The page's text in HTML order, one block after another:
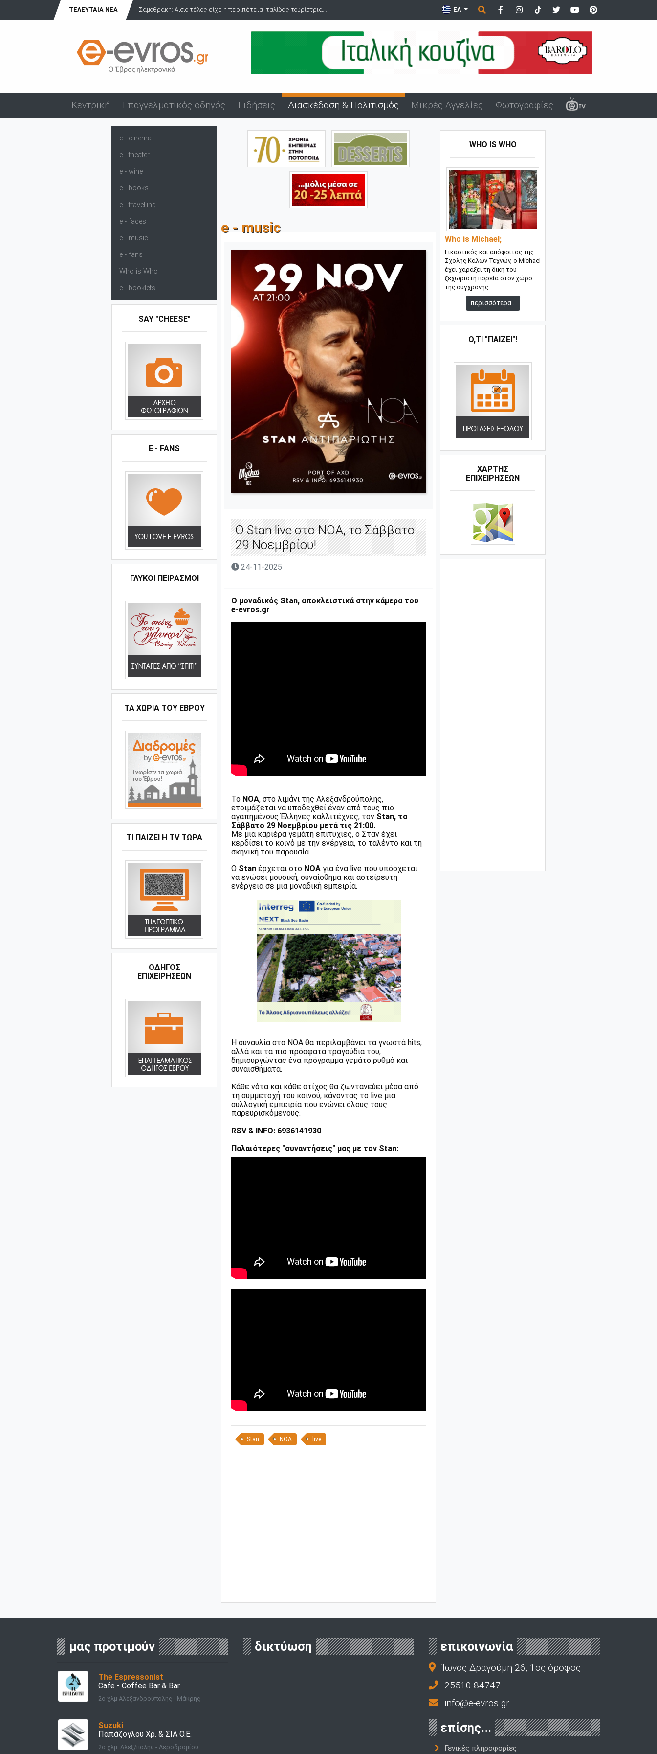
ΤΕΛΕΥΤΑΊΑ ΝΈΑ
τέλος είχε η περιπέτεια Ιταλίδας τουρίστρια... Πανήγυρη Αγίου Εύπλου στο λιμάνι της Αλεξανδρούπολης ΕΛ
Κεντρική Επαγγελματικός οδηγός Ειδήσεις Διασκέδαση & Πολιτισμός Μικρές Αγγελίες Φωτογραφίες
e - cinema
e - theater
e - wine
e - books
e - travelling
e - faces
e - music
e - fans
Who is Who
e - booklets
SAY "CHEESE"
E - FANS
ΓΛΥΚΟΊ ΠΕΙΡΑΣΜΟΊ
ΤΑ ΧΩΡΙΆ ΤΟΥ ΈΒΡΟΥ
ΤΙ ΠΑΊΖΕΙ Η ΤV ΤΏΡΑ
ΟΔΗΓΌΣ
ΕΠΙΧΕΙΡΉΣΕΩΝ
e - music
Ο Stan live στο ΝΟΑ, το Σάββατο
29 Νοεμβρίου!
24-11-2025
Ο μοναδικός Stan, αποκλειστικά στην κάμερα του
e-evros.gr
Το ΝΟΑ, στο λιμάνι της Αλεξανδρούπολης,
ετοιμάζεται να υποδεχθεί έναν από τους πιο
αγαπημένους Έλληνες καλλιτέχνες, τον Stan, το
Σάββατο 29 Νοεμβρίου μετά τις 21:00.
Με μια καριέρα γεμάτη επιτυχίες, ο Σταν έχει
κερδίσει το κοινό με την ενέργεια, το ταλέντο και τη
σκηνική του παρουσία.
Ο Stan έρχεται στο ΝΟΑ για ένα live που υπόσχεται
να ενώσει μουσική, συναίσθημα και αστείρευτη
ενέργεια σε μια μοναδική εμπειρία.
Η συναυλία στο ΝΟΑ θα περιλαμβάνει τα γνωστά hits,
αλλά και τα πιο πρόσφατα τραγούδια του,
δημιουργώντας ένα πρόγραμμα γεμάτο ρυθμό και
συναισθήματα.
Κάθε νότα και κάθε στίχος θα ζωντανεύει μέσα από
τη συμμετοχή του κοινού, κάνοντας το live μια
συλλογική εμπειρία που ενώνει όλους τους
παρευρισκόμενους.
RSV & INFO: 6936141930
Παλαιότερες "συναντήσεις" μας με τον Stan:
Stan NOA live
WHO IS WHO
Who is Michael;
Εικαστικός και απόφοιτος της
Σχολής Καλών Τεχνών, ο Michael
έχει χαράξει τη δική του
ξεχωριστή πορεία στον χώρο
της σύγχρονης...
περισσότερα...
Ό,ΤΙ "ΠΑΊΖΕΙ"!
ΧΑΡΤΗΣ
ΕΠΙΧΕΙΡΗΣΕΩΝ
μας προτιμούν
Τhe Εspressonist
Cafe - Coffee Bar & Bar
2ο χλμ Αλεξανδρούπολης - Μάκρης
Suzuki
Παπάζογλου Χρ. & ΣΙΑ Ο.Ε.
2o χλμ. Αλεξ/πολης - Αεροδρομίου
δικτύωση επικοινωνία
Ίωνος Δραγούμη 26, 1ος όροφος
25510 84747
info@e-evros.gr
επίσης...
Γενικές πληροφορίες